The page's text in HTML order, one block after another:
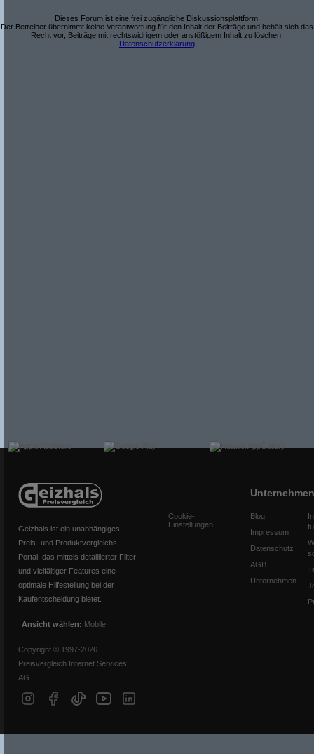
Dieses Forum ist eine frei zugängliche Diskussionsplattform.
Der Betreiber übernimmt keine Verantwortung für den Inhalt der Beiträge und behält sich das
Recht vor, Beiträge mit rechtswidrigem oder anstößigem Inhalt zu löschen.
Datenschutzerklärung
Geizhals ist ein unabhängiges
Preis- und Produktvergleichs-
Portal, das mittels detaillierter Filter
und vielfältiger Features eine
optimale Hilfestellung bei der
Kaufentscheidung bietet.
Ansicht wählen: Mobile
Copyright © 1997-2026
Preisvergleich Internet Services
AG
Cookie-
Einstellungen
Unternehmen
Blog
Impressum
Datenschutz
AGB
Unternehmen